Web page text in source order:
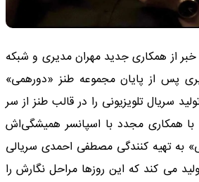
از همکاری جدید مهران مدیری و شبکه
پس از پایان مجموعه طنز «دورهمی»
سریال تلویزیونی را در قالب طنز از سر
همکاری مجدد با اسپانسر همیشگی‌اش
به تهیه کنندگی مصطفی احمدی سریالی
می کند که این روزها مراحل نگارش را